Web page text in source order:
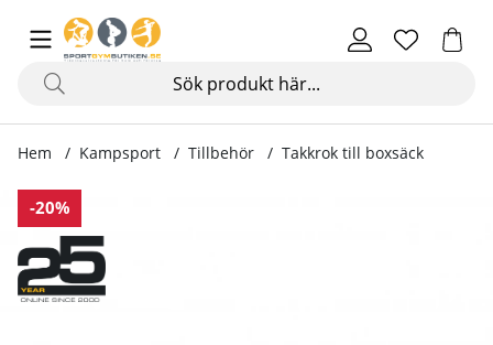
Hem Kampsport Tillbehör Takkrok till boxsäck
-20%
Produktbilder Takkrok till boxsäck